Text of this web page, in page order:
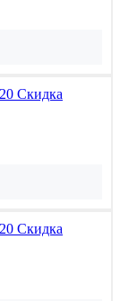
Скидка
Скидка